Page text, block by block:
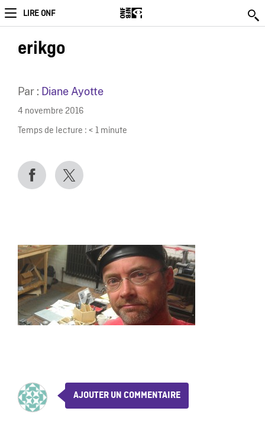
LIRE ONF
erikgo
Par : Diane Ayotte
4 novembre 2016
Temps de lecture : < 1 minute
AJOUTER UN COMMENTAIRE